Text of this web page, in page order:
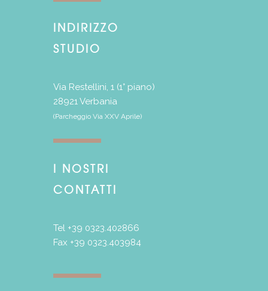
INDIRIZZO
STUDIO
Via Restellini, 1 (1° piano)
28921 Verbania
(Parcheggio Via XXV Aprile)
I NOSTRI
CONTATTI
Tel +39 0323.402866
Fax +39 0323.403984